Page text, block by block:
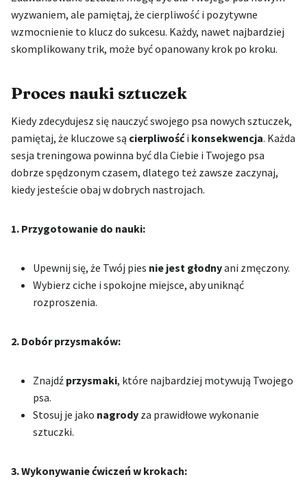
wyzwaniem, ale pamiętaj, że cierpliwość i pozytywne
wzmocnienie to klucz do sukcesu. Każdy, nawet najbardziej
skomplikowany trik, może być opanowany krok po kroku.
Proces nauki sztuczek
Kiedy zdecydujesz się nauczyć swojego psa nowych sztuczek,
pamiętaj, że kluczowe są cierpliwośći konsekwencja. Każda
sesja treningowa powinna być dla Ciebie i Twojego psa
dobrze spędzonym czasem, dlatego też zawsze zaczynaj,
kiedy jesteście obaj w dobrych nastrojach.
1. Przygotowanie do nauki:
Upewnij się, że Twój pies nie jest głodnyani zmęczony.
Wybierz ciche i spokojne miejsce, aby uniknąć
rozproszenia.
2. Dobór przysmaków:
Znajdź przysmaki, które najbardziej motywują Twojego
psa.
Stosuj je jako nagrody za prawidłowe wykonanie
sztuczki.
3. Wykonywanie ćwiczeń w krokach: